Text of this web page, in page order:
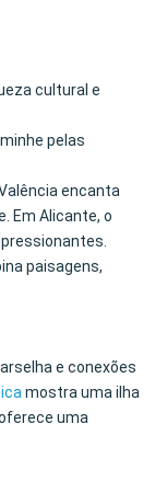
cultural e
pelas
encanta
Em Alicante, o
paisagens,
e conexões
mostra uma ilha
uma